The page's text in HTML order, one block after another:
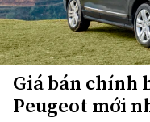
Giá bán chính
Peugeot mới